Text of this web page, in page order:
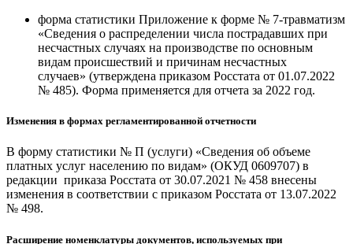
форма статистики Приложение к форме № 7-травматизм
«Сведения о распределении числа пострадавших при
несчастных случаях на производстве по основным
видам происшествий и причинам несчастных
случаев» (утверждена приказом Росстата от 01.07.2022
№ 485). Форма применяется для отчета за 2022 год.
Изменения в формах регламентированной отчетности
В форму статистики № П (услуги) «Сведения об объеме
платных услуг населению по видам» (ОКУД 0609707) в
редакции приказа Росстата от 30.07.2021 № 458 внесены
изменения в соответствии с приказом Росстата от 13.07.2022
№ 498.
Расширение номенклатуры документов, используемых при